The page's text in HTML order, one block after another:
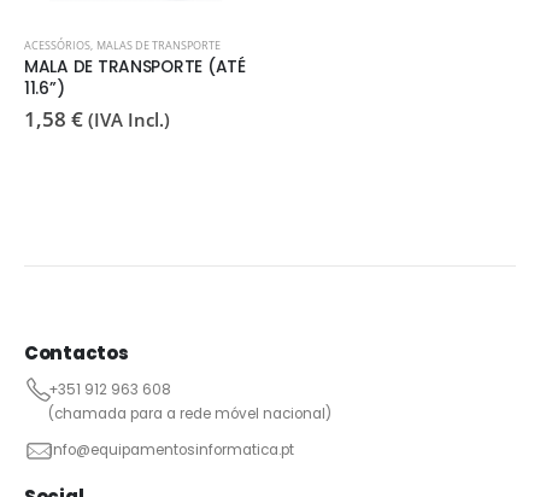
ACESSÓRIOS MALAS DE TRANSPORTE
MALA DE TRANSPORTE (ATÉ
11.6”)
1,58 € (IVA Incl.)
Contactos
+351 912 963 608
(chamada para a rede móvel nacional)
info@equipamentosinformatica.pt